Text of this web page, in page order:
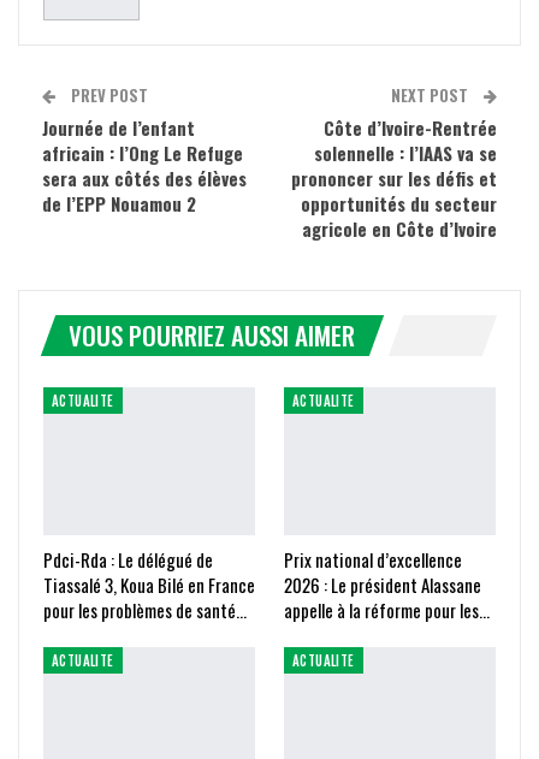
PREV POST
Journée de l’enfant
africain : l’Ong Le Refuge
sera aux côtés des élèves
de l’EPP Nouamou 2
NEXT POST
Côte d’Ivoire-Rentrée
solennelle : l’IAAS va se
prononcer sur les défis et
opportunités du secteur
agricole en Côte d’Ivoire
VOUS POURRIEZ AUSSI AIMER
ACTUALITE
Pdci-Rda : Le délégué de
Tiassalé 3, Koua Bilé en France
pour les problèmes de santé…
ACTUALITE
Prix national d’excellence
2026 : Le président Alassane
appelle à la réforme pour les…
ACTUALITE ACTUALITE